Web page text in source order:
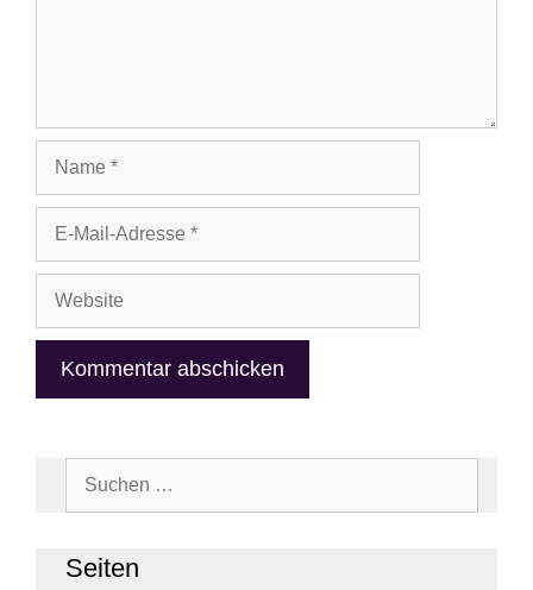
Adresse
Sei­ten